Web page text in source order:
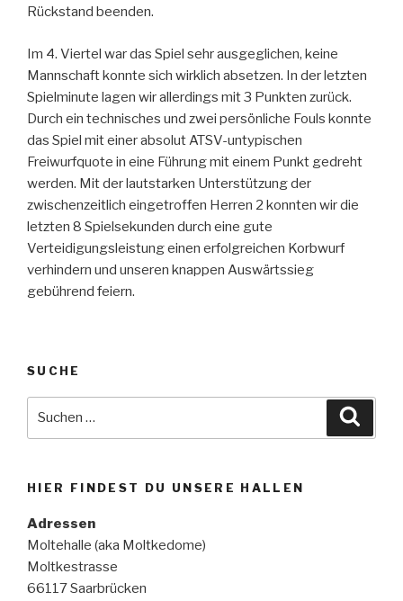
Rückstand beenden.
Im 4. Viertel war das Spiel sehr ausgeglichen, keine
Mannschaft konnte sich wirklich absetzen. In der letzten
Spielminute lagen wir allerdings mit 3 Punkten zurück.
Durch ein technisches und zwei persönliche Fouls konnte
das Spiel mit einer absolut ATSV-untypischen
Freiwurfquote in eine Führung mit einem Punkt gedreht
werden. Mit der lautstarken Unterstützung der
zwischenzeitlich eingetroffen Herren 2 konnten wir die
letzten 8 Spielsekunden durch eine gute
Verteidigungsleistung einen erfolgreichen Korbwurf
verhindern und unseren knappen Auswärtssieg
gebührend feiern.
SUCHE
HIER FINDEST DU UNSERE HALLEN
Adressen
Moltehalle (aka Moltkedome)
Moltkestrasse
66117 Saarbrücken